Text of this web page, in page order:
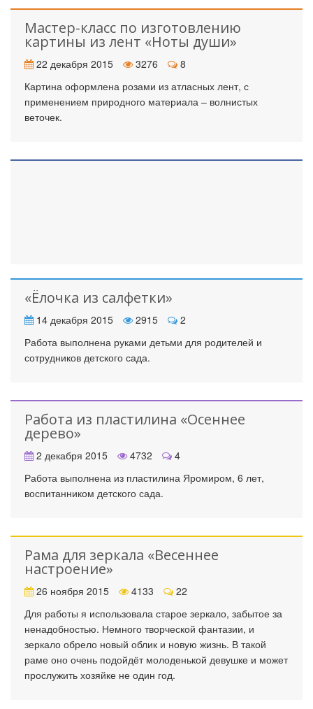
Мастер-класс по изготовлению
картины из лент «Ноты души»
22 декабря 2015 3276
8
Картина оформлена розами из атласных лент, с
применением природного материала – волнистых
веточек.
«Ёлочка из салфетки»
14 декабря 2015 2915
2
Работа выполнена руками детьми для родителей и
сотрудников детского сада.
Работа из пластилина «Осеннее
дерево»
2 декабря 2015 4732
4
Работа выполнена из пластилина Яромиром, 6 лет,
воспитанником детского сада.
Рама для зеркала «Весеннее
настроение»
26 ноября 2015 4133
22
Для работы я использовала старое зеркало, забытое за
ненадобностью. Немного творческой фантазии, и
зеркало обрело новый облик и новую жизнь. В такой
раме оно очень подойдёт молоденькой девушке и может
прослужить хозяйке не один год.